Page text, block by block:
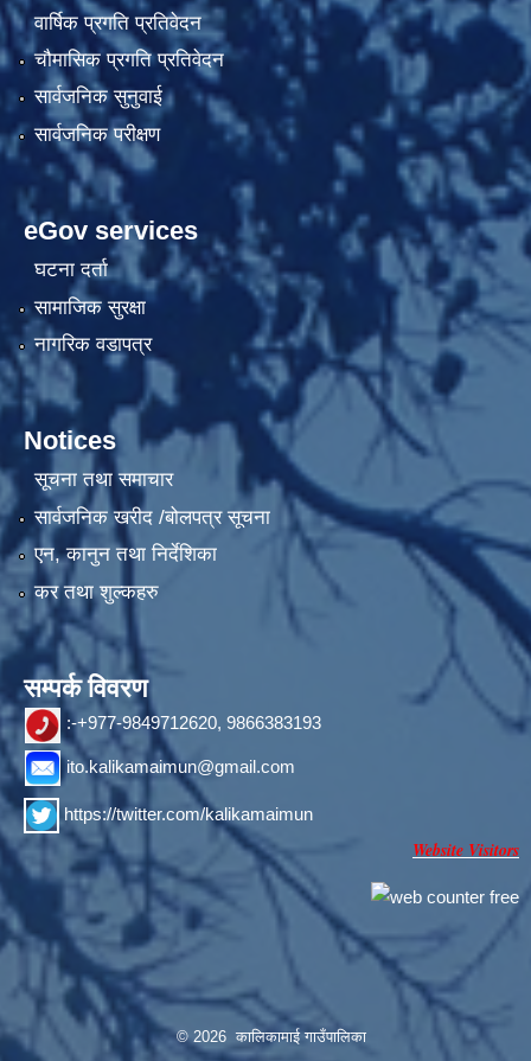
वार्षिक प्रगति प्रतिवेदन
चौमासिक प्रगति प्रतिवेदन
सार्वजनिक सुनुवाई
सार्वजनिक परीक्षण
eGov services
घटना दर्ता
सामाजिक सुरक्षा
नागरिक वडापत्र
Notices
सूचना तथा समाचार
सार्वजनिक खरीद /बोलपत्र सूचना
एन, कानुन तथा निर्देशिका
कर तथा शुल्कहरु
सम्पर्क विवरण
:-+977-9849712620, 9866383193
ito.kalikamaimun@gmail.com
https://twitter.com/kalikamaimun
Website Visitors
© 2026 कालिकामाई गाउँपालिका